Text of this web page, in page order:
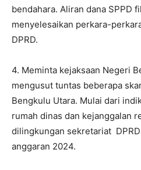
bendahara. Aliran dana SPPD
menyelesaikan perkara-
DPRD.
4. ⁠Meminta kejaksaan Negeri
mengusut tuntas beberapa
Bengkulu Utara. Mulai dari
rumah dinas dan kejanggalan
dilingkungan sekretariat
anggaran 2024.